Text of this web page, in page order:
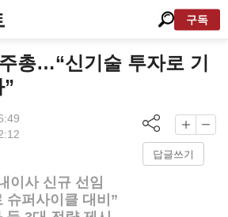
구독
총…“신기술 투자로 기
답글쓰기
이사 신규 선임
슈퍼사이클 대비”